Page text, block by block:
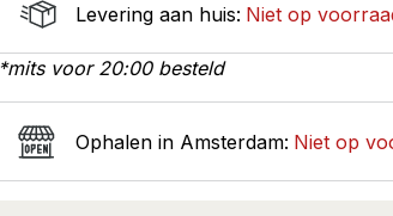
Levering aan huis: Niet op
*mits voor 20:00 besteld
Ophalen in Amsterdam: Niet op